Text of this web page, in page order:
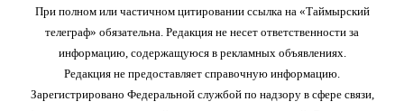
При полном или частичном цитировании ссылка на «Таймырский
телеграф» обязательна. Редакция не несет ответственности за
информацию, содержащуюся в рекламных объявлениях.
Редакция не предоставляет справочную информацию.
Зарегистрировано Федеральной службой по надзору в сфере связи,